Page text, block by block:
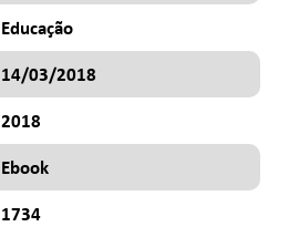
Educação
14/03/2018
2018
Ebook
1734